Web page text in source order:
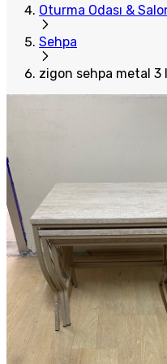
Oturma Odası &
Sehpa
zigon sehpa metal 3